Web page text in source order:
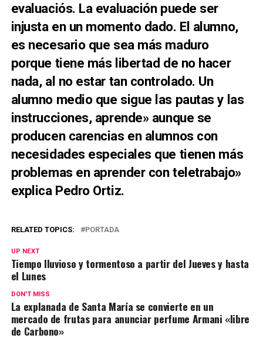
evaluaciós. La evaluación puede ser
injusta en un momento dado. El alumno,
es necesario que sea más maduro
porque tiene más libertad de no hacer
nada, al no estar tan controlado. Un
alumno medio que sigue las pautas y las
instrucciones, aprende» aunque se
producen carencias en alumnos con
necesidades especiales que tienen más
problemas en aprender con teletrabajo»
explica Pedro Ortiz.
RELATED TOPICS: PORTADA
UP NEXT
Tiempo lluvioso y tormentoso a partir del Jueves y hasta
el Lunes
DON'T MISS
La explanada de Santa María se convierte en un
mercado de frutas para anunciar perfume Armani «libre
de Carbono»